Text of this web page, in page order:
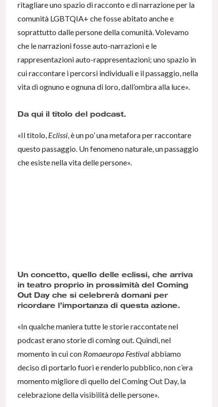
ritagliare uno spazio di racconto e di narrazione per la
comunità LGBTQIA+ che fosse abitato anche e
soprattutto dalle persone della comunità. Volevamo
che le narrazioni fosse auto-narrazioni e le
rappresentazioni auto-rappresentazioni; uno spazio in
cui raccontare i percorsi individuali e il passaggio, nella
vita di ognuno e ognuna di loro, dall’ombra alla luce».
Da qui il titolo del podcast.
«Il titolo, Eclissi , è un po’ una metafora per raccontare
questo passaggio. Un fenomeno naturale, un passaggio
che esiste nella vita delle persone».
Un concetto, quello delle eclissi, che arriva
in teatro proprio in prossimità del Coming
Out Day che si celebrerà domani per
ricordare l’importanza di questa azione.
«In qualche maniera tutte le storie raccontate nel
podcast erano storie di coming out. Quindi, nel
momento in cui con Romaeuropa Festivalabbiamo
deciso di portarlo fuori e renderlo pubblico, non c’era
momento migliore di quello del Coming Out Day, la
celebrazione della visibilità delle persone».